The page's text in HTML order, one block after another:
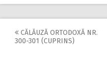
Post
CĂLĂUZĂ ORTODOXĂ NR.
300-301 (CUPRINS)